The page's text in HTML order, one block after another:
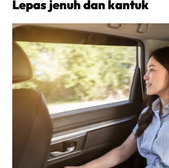
Lepas jenuh dan kantuk